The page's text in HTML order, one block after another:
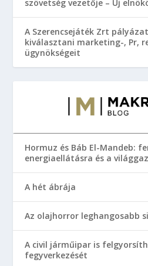
szövetség vezetője – Új
A Szerencsejáték Zrt
kiválasztani marketing-, Pr,
ügynökségeit
Hormuz és Báb El-Mandeb:
energiaellátásra és a
A hét ábrája
Az olajhorror leghangosabb
A civil járműipar is
fegyverkezését